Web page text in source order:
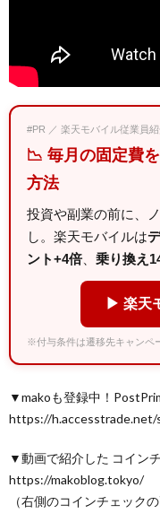
#PR ／ 楽天モバイル従業員
📉 毎月の固定費
方法
投資や副業の前に、
し。楽天モバイルは
ント+4倍
乗り換え
▶ 楽天
※付与条件は遷移先キャンペ
▼makoも登録中！
https://h.accesstrade.net/
▼動画で紹介した コイン
https://makoblog.tokyo/
（右側のコインチェック